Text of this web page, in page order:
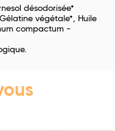
désodorisée*
végétale*, Huile
compactum -